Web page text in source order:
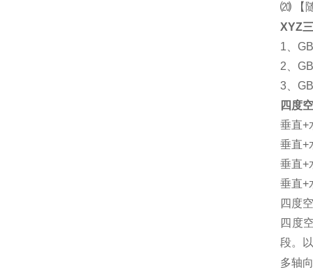
⒇ 【
XYZ
1、
2、
3、
四度
垂直+
垂直+
垂直+
垂直+
四度
四度
段。
多轴